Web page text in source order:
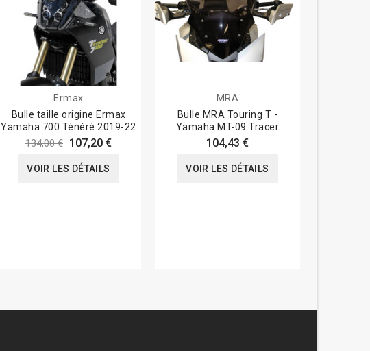
Ermax
Bulle taille origine Ermax
Yamaha 700 Ténéré 2019-22
134,00 € 107,20 €
VOIR LES DÉTAILS
MRA
Bulle MRA Touring T -
Yamaha MT-09 Tracer
104,43 €
VOIR LES DÉTAILS